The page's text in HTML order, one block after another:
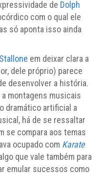
de Dolph
com o qual ele
só aponta isso ainda
Stallone em deixar clara a
dele próprio) parece
desenvolver a história.
montagens musicais
dramático artificial a
há de se ressaltar
se compara aos temas
ocupado com Karate
que vale também para
emular sucessos como